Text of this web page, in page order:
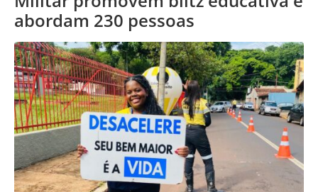
abordam 230 pessoas